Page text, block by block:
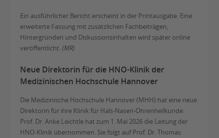
Ein ausführlicher Bericht erscheint in der Printausgabe. Eine
erweiterte Fassung mit zusätzlichen Fachbeiträgen,
Hintergründen und Diskussionsinhalten wird später online
veröffentlicht. (MR)
Neue Direktorin für die HNO-Klinik der
Medizinischen Hochschule Hannover
Die Medizinische Hochschule Hannover (MHH) hat eine neue
Direktorin für ihre Klinik für Hals-Nasen-Ohrenheilkunde:
Prof. Dr. Anke Leichtle hat zum 1. Mai 2026 die Leitung der
HNO-Klinik übernommen. Sie folgt auf Prof. Dr. Thomas